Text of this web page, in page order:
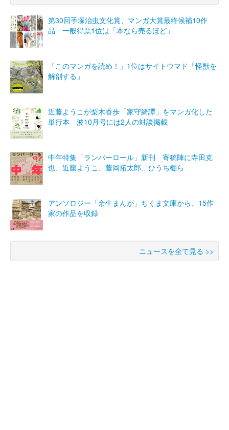
第30回手塚治虫文化賞、マンガ大賞最終候補10作
品 一般得票1位は「本なら売るほど」
「このマンガを読め！」1位はサイトウマド「怪獣を
解剖する」
近藤ようこが梨木香歩「家守綺譚」をマンガ化した
単行本 波10月号には2人の対談掲載
中年特集「ランバーロール」新刊 寄稿陣に寺田克
也、近藤ようこ、藤岡拓太郎、ひうち棚ら
アンソロジー「余生まんが」ちくま文庫から、15作
家の作品を収録
ニュースを全て見る >>